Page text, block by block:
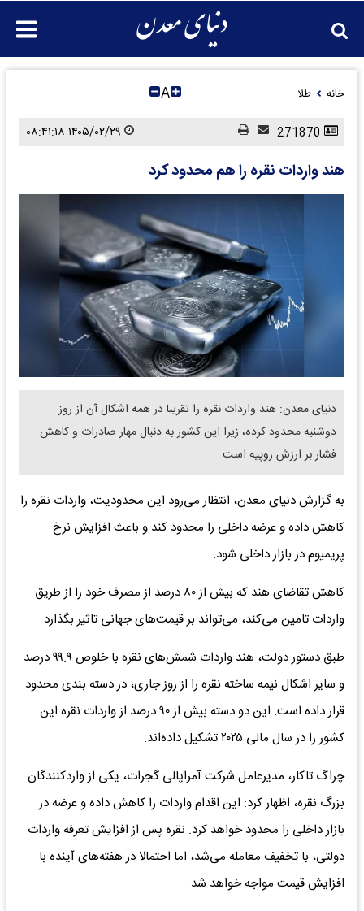
خانه طلا A
هند واردات نقره را هم محدود کرد
​دنیای معدن: هند واردات نقره را تقریبا در همه اشکال آن از روز
دوشنبه محدود کرده، زیرا این کشور به دنبال مهار صادرات و کاهش
فشار بر ارزش روپیه است.
به گزارش دنیای معدن، انتظار می‌رود این محدودیت، واردات نقره را
کاهش داده و عرضه داخلی را محدود کند و باعث افزایش نرخ
پریمیوم در بازار داخلی شود.
کاهش تقاضای هند که بیش از ۸۰ درصد از مصرف خود را از طریق
واردات تامین می‌کند، می‌تواند بر قیمت‌های جهانی تاثیر بگذارد.
طبق دستور دولت، هند واردات شمش‌های نقره با خلوص ۹۹.۹ درصد
و سایر اشکال نیمه ساخته نقره را از روز جاری، در دسته بندی محدود
قرار داده است. این دو دسته بیش از ۹۰ درصد از واردات نقره این
کشور را در سال مالی ۲۰۲۵ تشکیل داده‌اند.
چراگ تاکار، مدیرعامل شرکت آمراپالی گجرات، یکی از واردکنندگان
بزرگ نقره، اظهار کرد: این اقدام واردات را کاهش داده و عرضه در
بازار داخلی را محدود خواهد کرد. نقره پس از افزایش تعرفه واردات
دولتی، با تخفیف معامله می‌شد، اما احتمالا در هفته‌های آینده با
افزایش قیمت مواجه خواهد شد.